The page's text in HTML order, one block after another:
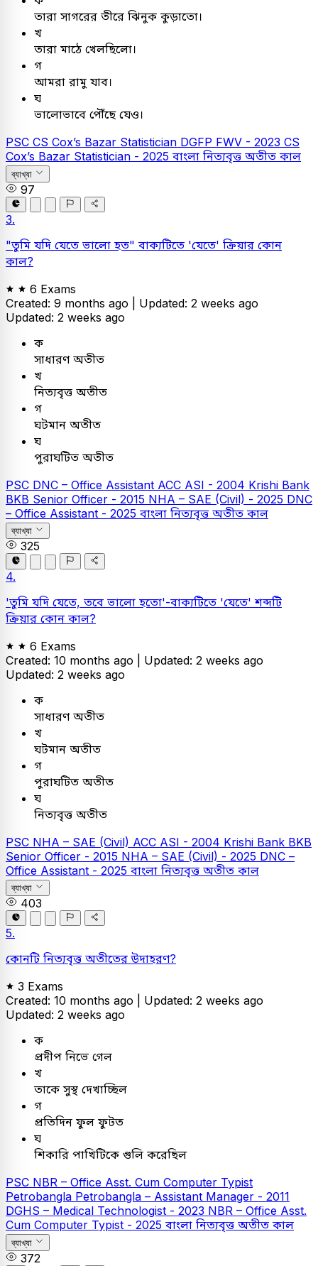
তারা সাগরের তীরে ঝিনুক কুড়াতো।
খ
তারা মাঠে খেলছিলো।
গ
আমরা রামু যাব।
ঘ
ভালোভাবে পৌঁছে যেও।
PSC CS Cox’s Bazar Statistician DGFP FWV - 2023 CS
Cox’s Bazar Statistician - 2025 বাংলা নিত্যবৃত্ত অতীত কাল
ব্যাখ্যা
97
3.
"তুমি যদি যেতে ভালো হত" বাক্যটিতে 'যেতে' ক্রিয়ার কোন
কাল?
6 Exams
Created: 9 months ago | Updated: 2 weeks ago
Updated: 2 weeks ago
ক
সাধারণ অতীত
খ
নিত্যবৃত্ত অতীত
গ
ঘটমান অতীত
ঘ
পুরাঘটিত অতীত
PSC DNC – Office Assistant ACC ASI - 2004 Krishi Bank
BKB Senior Officer - 2015 NHA – SAE (Civil) - 2025 DNC
– Office Assistant - 2025 বাংলা নিত্যবৃত্ত অতীত কাল
ব্যাখ্যা
325
4.
'তুমি যদি যেতে, তবে ভালো হতো'-বাক্যটিতে 'যেতে' শব্দটি
ক্রিয়ার কোন কাল?
6 Exams
Created: 10 months ago | Updated: 2 weeks ago
Updated: 2 weeks ago
ক
সাধারণ অতীত
খ
ঘটমান অতীত
গ
পুরাঘটিত অতীত
ঘ
নিত্যবৃত্ত অতীত
PSC NHA – SAE (Civil) ACC ASI - 2004 Krishi Bank BKB
Senior Officer - 2015 NHA – SAE (Civil) - 2025 DNC –
Office Assistant - 2025 বাংলা নিত্যবৃত্ত অতীত কাল
ব্যাখ্যা
403
5.
কোনটি নিত্যবৃত্ত অতীতের উদাহরণ?
3 Exams
Created: 10 months ago | Updated: 2 weeks ago
Updated: 2 weeks ago
ক
প্রদীপ নিভে গেল
খ
তাকে সুস্থ দেখাচ্ছিল
গ
প্রতিদিন ফুল ফুটত
ঘ
শিকারি পাখিটিকে গুলি করেছিল
PSC NBR – Office Asst. Cum Computer Typist
Petrobangla Petrobangla – Assistant Manager - 2011
DGHS – Medical Technologist - 2023 NBR – Office Asst.
Cum Computer Typist - 2025 বাংলা নিত্যবৃত্ত অতীত কাল
ব্যাখ্যা
372